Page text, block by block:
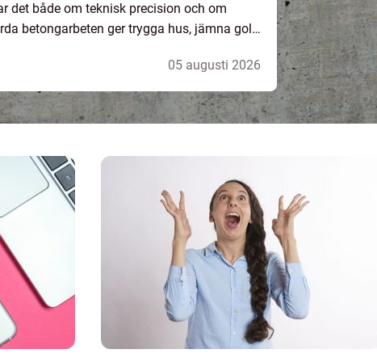
det både om teknisk precision och om
betongarbeten ger trygga hus, jämna golv,
05 augusti 2026